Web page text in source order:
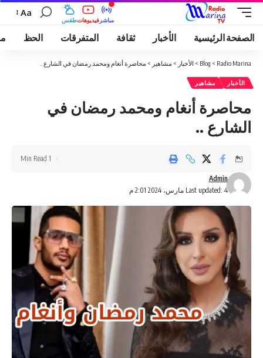
طقسفيديوهات مباشر
Aa
الصفحة الرئيسية الأخبار ثقافة المتفرقات الحظ
Radio Marina
>
Blog
> الأخبار > مشاهير > محاصرة أنغام ومحمد رمضان في الشارع ..
الأخبار مشاهير
محاصرة أنغام ومحمد رمضان في
الشارع ..
Last updated: 4 مارس، 2024 2:01 م
Admin
1 Min Read